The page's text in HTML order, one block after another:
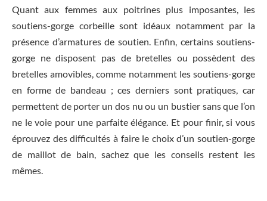
Quant aux femmes aux poitrines plus imposantes, les
soutiens-gorge corbeille sont idéaux notamment par la
présence d’armatures de soutien. Enfin, certains soutiens-
gorge ne disposent pas de bretelles ou possèdent des
bretelles amovibles, comme notamment les soutiens-gorge
en forme de bandeau ; ces derniers sont pratiques, car
permettent de porter un dos nu ou un bustier sans que l’on
ne le voie pour une parfaite élégance. Et pour finir, si vous
éprouvez des difficultés à faire le choix d’un soutien-gorge
de maillot de bain, sachez que les conseils restent les
mêmes.